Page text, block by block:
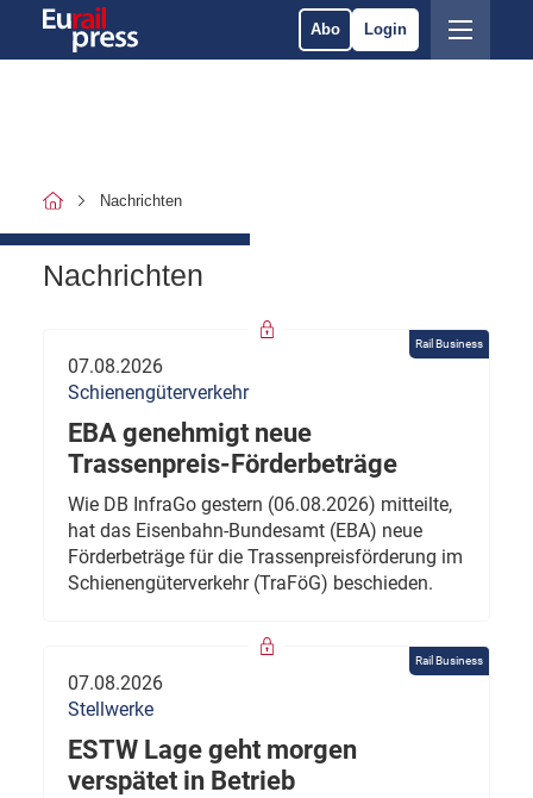
Abo Login
Nachrichten
Nachrichten
Rail Business
07.08.2026
Schienengüterverkehr
EBA genehmigt neue
Trassenpreis-Förderbeträge
Wie DB InfraGo gestern (06.08.2026) mitteilte,
hat das Eisenbahn-Bundesamt (EBA) neue
Förderbeträge für die Trassenpreisförderung im
Schienengüterverkehr (TraFöG) beschieden.
Rail Business
07.08.2026
Stellwerke
ESTW Lage geht morgen
verspätet in Betrieb